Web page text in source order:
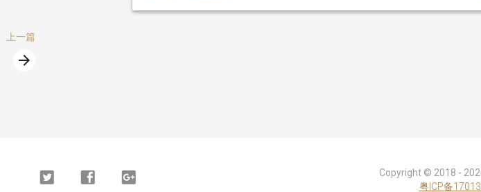
一篇
arrow_forward
Twitter FacebookGoogle
Copyright © 2018 -
粤ICP备